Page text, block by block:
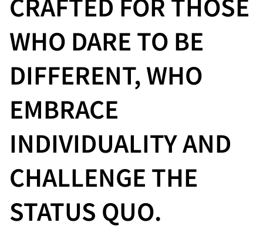
WHO DARE TO BE
DIFFERENT, WHO
EMBRACE
INDIVIDUALITY AND
CHALLENGE THE
STATUS QUO.